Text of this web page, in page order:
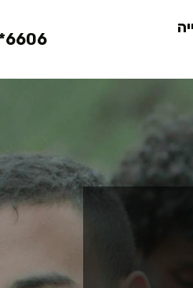
6606*